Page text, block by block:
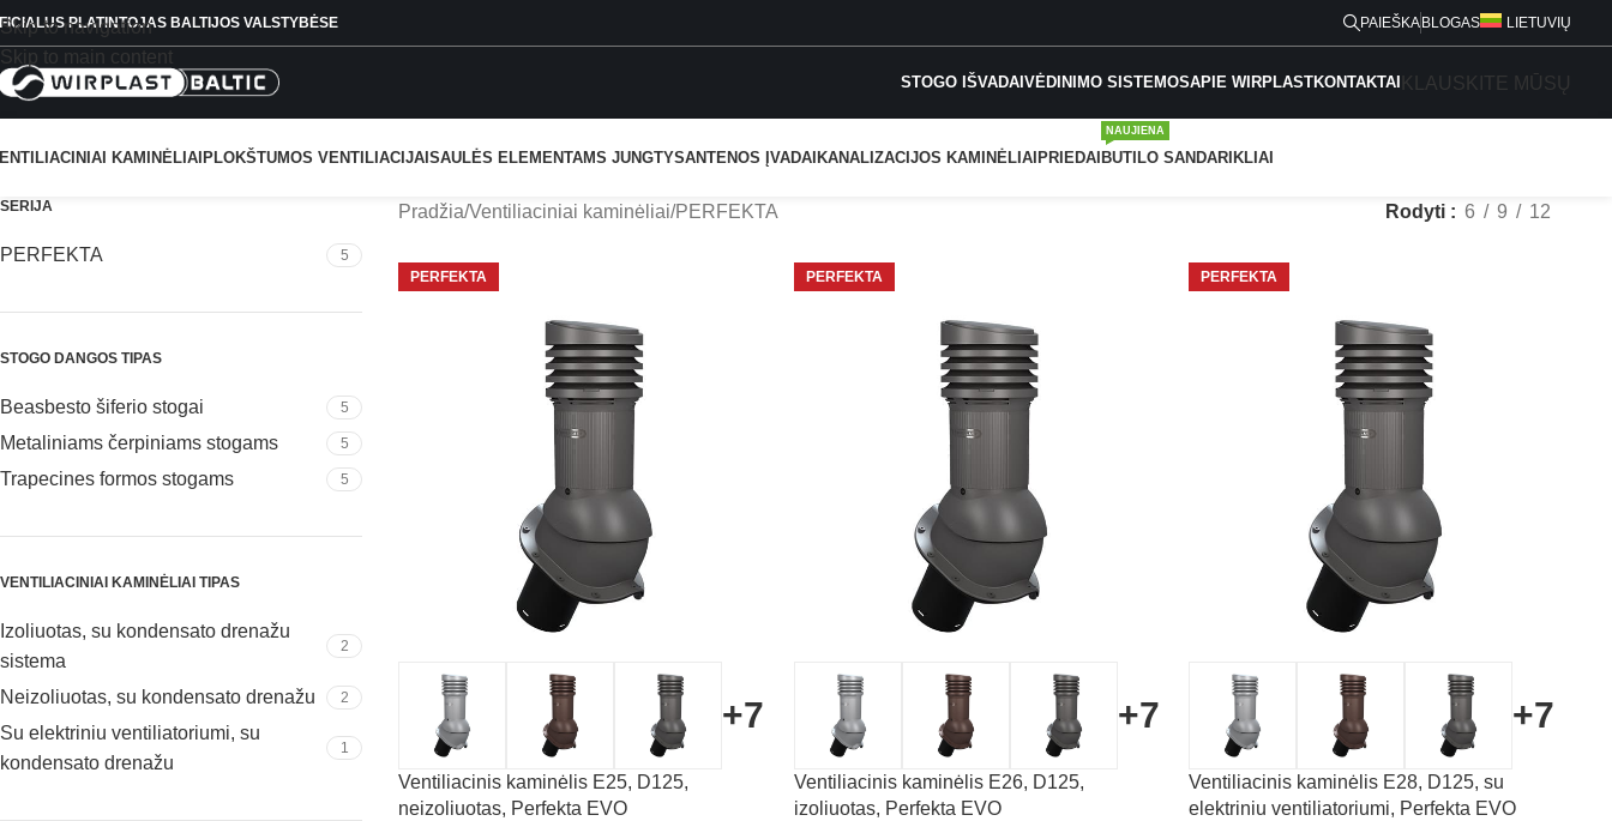
Skip to navigation
Skip to main content
PLATINTOJAS BALTIJOS VALSTYBĖSE PAIEŠKA BLOGAS LIETUVIŲ
STOGO IŠVADAI VĖDINIMO SISTEMOSAPIE WIRPLASTKONTAKTAI KLAUSKITE MŪSŲ
KAMINĖLIAIPLOKŠTUMOS VENTILIACIJAISAULĖS ELEMENTAMS JUNGTYSANTENOS ĮVADAIKANALIZACIJOS KAMINĖLIAIPRIEDAIBUTILO SANDARIKLIAI
NAUJIENA
SERIJA
PERFEKTA 5
STOGO DANGOS TIPAS
Beasbesto šiferio stogai 5
Metaliniams čerpiniams stogams 5
Trapecines formos stogams 5
VENTILIACINIAI KAMINĖLIAI TIPAS
Izoliuotas, su kondensato drenažu
sistema
2
Neizoliuotas, su kondensato drenažu 2
Su elektriniu ventiliatoriumi, su
kondensato drenažu
1
Pradžia Ventiliaciniai kaminėliai PERFEKTA Rodyti 6 9 12
PERFEKTA
+7
Ventiliacinis kaminėlis E25, D125,
neizoliuotas, Perfekta EVO
PERFEKTA
+7
Ventiliacinis kaminėlis E26, D125,
izoliuotas, Perfekta EVO
PERFEKTA
+7
Ventiliacinis kaminėlis E28, D125, su
elektriniu ventiliatoriumi, Perfekta EVO